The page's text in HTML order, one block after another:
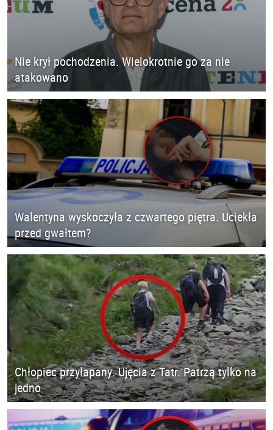
Nie krył pochodzenia. Wielokrotnie go za nie
atakowano
Walentyna wyskoczyła z czwartego piętra. Uciekła
przed gwałtem?
Chłopiec przyłapany. Ujęcia z Tatr. Patrzą tylko na
jedno